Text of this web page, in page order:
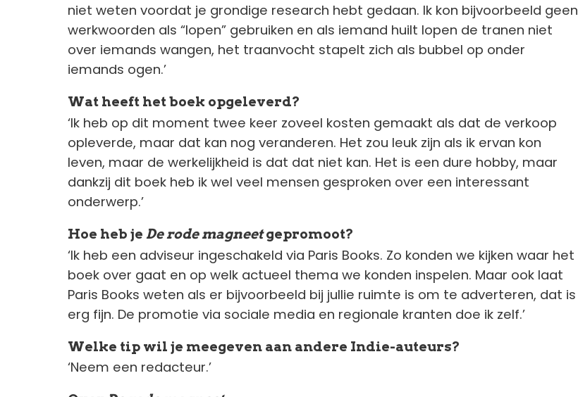
niet weten voordat je grondige research hebt gedaan. Ik kon bijvoorbeeld geen
werkwoorden als “lopen” gebruiken en als iemand huilt lopen de tranen niet
over iemands wangen, het traanvocht stapelt zich als bubbel op onder
iemands ogen.’
Wat heeft het boek opgeleverd?
‘Ik heb op dit moment twee keer zoveel kosten gemaakt als dat de verkoop
opleverde, maar dat kan nog veranderen. Het zou leuk zijn als ik ervan kon
leven, maar de werkelijkheid is dat dat niet kan. Het is een dure hobby, maar
dankzij dit boek heb ik wel veel mensen gesproken over een interessant
onderwerp.’
Hoe heb je De rode magneetgepromoot?
‘Ik heb een adviseur ingeschakeld via Paris Books. Zo konden we kijken waar het
boek over gaat en op welk actueel thema we konden inspelen. Maar ook laat
Paris Books weten als er bijvoorbeeld bij jullie ruimte is om te adverteren, dat is
erg fijn. De promotie via sociale media en regionale kranten doe ik zelf.’
Welke tip wil je meegeven aan andere Indie-auteurs?
‘Neem een redacteur.’